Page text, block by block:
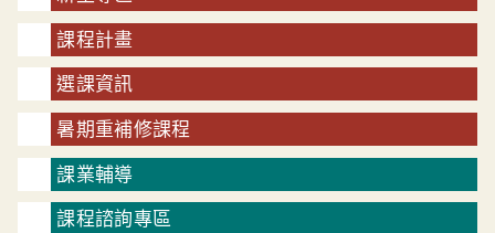
課程計畫
選課資訊
暑期重補修課程
課業輔導
課程諮詢專區